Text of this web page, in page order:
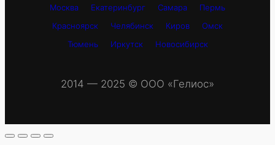
Москва Екатеринбург Самара
Пермь
Красноярск
Челябинск Киров
Омск
Тюмень
Иркутск Новосибирск
2014 — 2025 © OOO «Гелиос»